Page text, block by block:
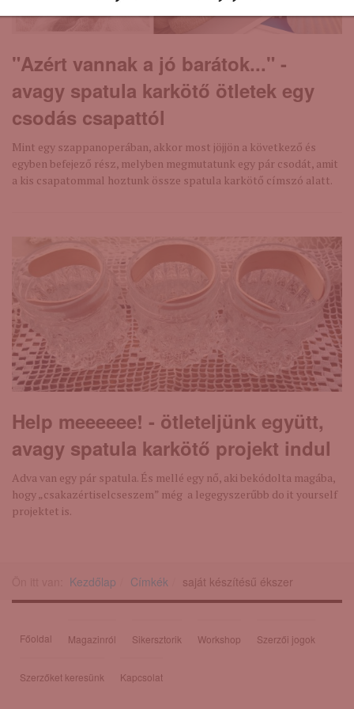
"Azért vannak a jó barátok..." -
avagy spatula karkötő ötletek egy
csodás csapattól
Mint egy szappanoperában, akkor most jöjjön a következő és
egyben befejező rész, melyben megmutatunk egy pár csodát, amit
a kis csapatommal hoztunk össze spatula karkötő címszó alatt.
Help meeeeee! - ötleteljünk együtt,
avagy spatula karkötő projekt indul
Adva van egy pár spatula. És mellé egy nő, aki bekódolta magába,
hogy „csakazértiselcseszem” még a legegyszerűbb do it yourself
projektet is.
Kezdőlap Címkék saját készítésű ékszer
Főoldal Magazinról Sikersztorik Workshop Szerzői jogok
Szerzőket keresünk Kapcsolat